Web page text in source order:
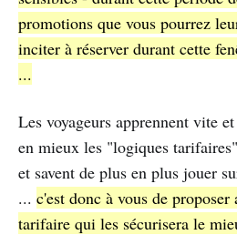
promotions que vous pourrez
inciter à réserver durant cette
...
Les voyageurs apprennent vite
en mieux les "logiques
et savent de plus en plus jouer
... c'est donc à vous de
tarifaire qui les sécurisera le